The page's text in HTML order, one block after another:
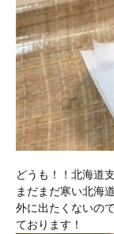
どうも！！北海道
まだまだ寒い北海
外に出たくないの
ております！